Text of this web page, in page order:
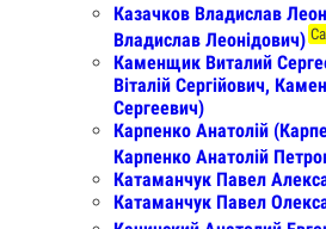
Казачков Владислав
Владислав Леонідович)
Каменщик Виталий
Віталій Сергійович,
Сергеевич)
Карпенко Анатолій
Карпенко Анатолій
Катаманчук Павел
Катаманчук Павел